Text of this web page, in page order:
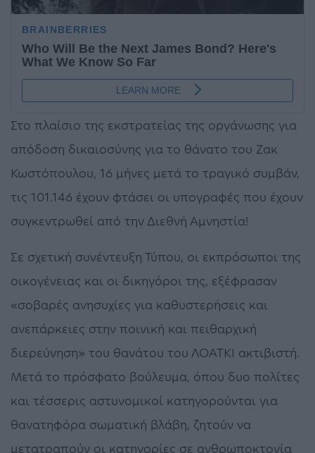
Στο πλαίσιο της εκστρατείας της οργάνωσης για
απόδοση δικαιοσύνης για το θάνατο του Ζακ
Κωστόπουλου, 16 μήνες μετά το τραγικό συμβάν,
τις 101.146 έχουν φτάσει οι υπογραφές που έχουν
συγκεντρωθεί από την Διεθνή Αμνηστία!
Σε σχετική συνέντευξη Τύπου, οι εκπρόσωποι της
οικογένειας και οι δικηγόροι της, εξέφρασαν
«σοβαρές ανησυχίες για καθυστερήσεις και
ανεπάρκειες στην ποινική και πειθαρχική
διερεύνηση» του θανάτου του ΛΟΑΤΚΙ ακτιβιστή.
Μετά το πρόσφατο βούλευμα, όπου δυο πολίτες
και τέσσερις αστυνομικοί κατηγορούνται για
θανατηφόρα σωματική βλάβη, ζητούν να
μετατραπούν οι κατηγορίες σε ανθρωποκτονία